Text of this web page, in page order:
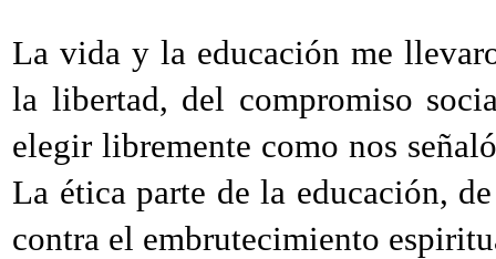
La vida y la educación me
la libertad, del compromiso
elegir libremente como nos
La ética parte de la educación,
contra el embrutecimiento